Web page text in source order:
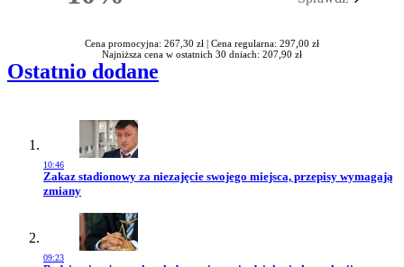
Rabatu
Cena promocyjna: 267,30 zł | Cena regularna: 297,00 zł
Najniższa cena w ostatnich 30 dniach: 207,90 zł
Ostatnio dodane
10:46
Przejdź do artykułu:
Zakaz stadionowy za niezajęcie swojego miejsca, przepisy wymagają
zmiany
09:23